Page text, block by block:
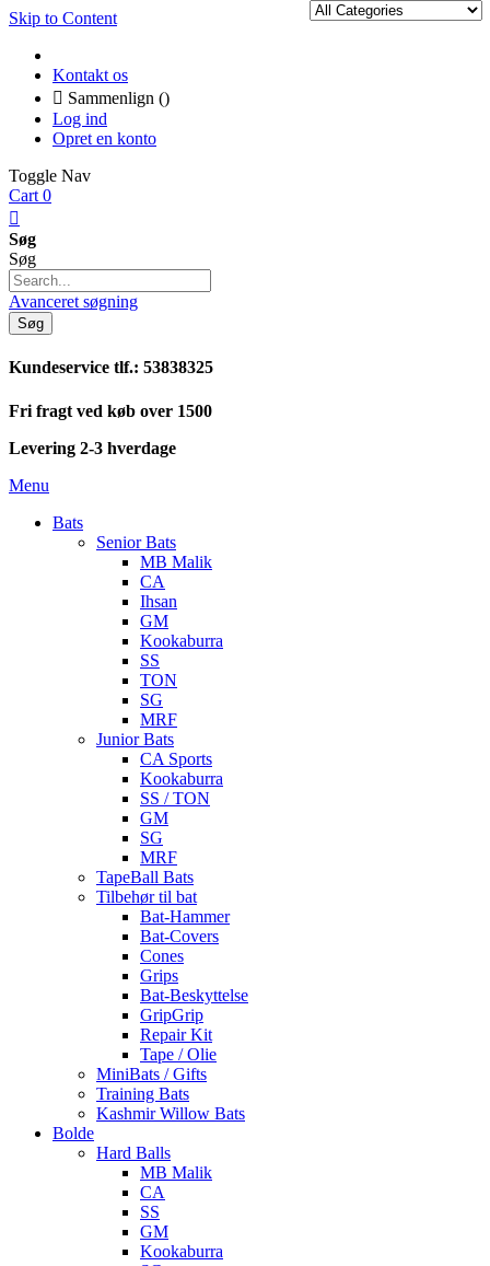
Skip to Content
Kontakt os
Sammenlign ()
Log ind
Opret en konto
Toggle Nav
Cart 0
Søg
Søg
Avanceret søgning
Søg
Kundeservice tlf.: 53838325
Fri fragt ved køb over 1500
Levering 2-3 hverdage
Menu
Bats
Senior Bats
MB Malik
CA
Ihsan
GM
Kookaburra
SS
TON
SG
MRF
Junior Bats
CA Sports
Kookaburra
SS / TON
GM
SG
MRF
TapeBall Bats
Tilbehør til bat
Bat-Hammer
Bat-Covers
Cones
Grips
Bat-Beskyttelse
GripGrip
Repair Kit
Tape / Olie
MiniBats / Gifts
Training Bats
Kashmir Willow Bats
Bolde
Hard Balls
MB Malik
CA
SS
GM
Kookaburra